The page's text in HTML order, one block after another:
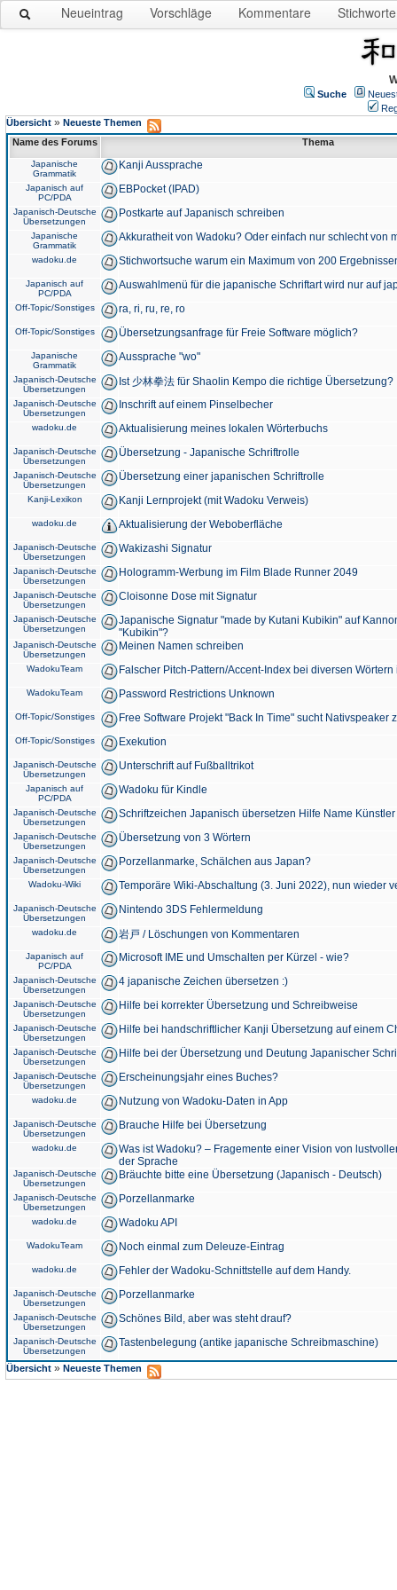
Neueintrag Vorschläge Kommentare Stichworte
Suche
Übersicht » Neueste Themen
Name des Forums
Thema
Japanische
Grammatik
Kanji Aussprache
Japanisch auf
PC/PDA
EBPocket (IPAD)
Japanisch-Deutsche
Übersetzungen
Postkarte auf Japanisch schreiben
Japanische
Grammatik
Akkuratheit von Wadoku? Oder einfach nur schlecht von
wadoku.de Stichwortsuche warum ein Maximum von 200
Japanisch auf
PC/PDA
Auswahlmenü für die japanische Schriftart wird nur auf
Off-Topic/Sonstiges ra, ri, ru, re, ro
Off-Topic/Sonstiges Übersetzungsanfrage für Freie Software möglich?
Japanische
Grammatik
Aussprache "wo"
Japanisch-Deutsche
Übersetzungen
Ist 少林拳法 für Shaolin Kempo die richtige Übersetzung?
Japanisch-Deutsche
Übersetzungen
Inschrift auf einem Pinselbecher
wadoku.de Aktualisierung meines lokalen Wörterbuchs
Japanisch-Deutsche
Übersetzungen
Übersetzung - Japanische Schriftrolle
Japanisch-Deutsche
Übersetzungen
Übersetzung einer japanischen Schriftrolle
Kanji-Lexikon Kanji Lernprojekt (mit Wadoku Verweis)
wadoku.de Aktualisierung der Weboberfläche
Japanisch-Deutsche
Übersetzungen
Wakizashi Signatur
Japanisch-Deutsche
Übersetzungen
Hologramm-Werbung im Film Blade Runner 2049
Japanisch-Deutsche
Übersetzungen
Cloisonne Dose mit Signatur
Japanisch-Deutsche
Übersetzungen
Japanische Signatur "made by Kutani Kubikin" auf
"Kubikin"?
Japanisch-Deutsche
Übersetzungen
Meinen Namen schreiben
WadokuTeam Falscher Pitch-Pattern/Accent-Index bei diversen
WadokuTeam Password Restrictions Unknown
Off-Topic/Sonstiges Free Software Projekt "Back In Time" sucht Nativspeaker
Off-Topic/Sonstiges Exekution
Japanisch-Deutsche
Übersetzungen
Unterschrift auf Fußballtrikot
Japanisch auf
PC/PDA
Wadoku für Kindle
Japanisch-Deutsche
Übersetzungen
Schriftzeichen Japanisch übersetzen Hilfe Name
Japanisch-Deutsche
Übersetzungen
Übersetzung von 3 Wörtern
Japanisch-Deutsche
Übersetzungen
Porzellanmarke, Schälchen aus Japan?
Wadoku-Wiki Temporäre Wiki-Abschaltung (3. Juni 2022), nun wieder
Japanisch-Deutsche
Übersetzungen
Nintendo 3DS Fehlermeldung
wadoku.de 岩戸 / Löschungen von Kommentaren
Japanisch auf
PC/PDA
Microsoft IME und Umschalten per Kürzel - wie?
Japanisch-Deutsche
Übersetzungen
4 japanische Zeichen übersetzen :)
Japanisch-Deutsche
Übersetzungen
Hilfe bei korrekter Übersetzung und Schreibweise
Japanisch-Deutsche
Übersetzungen
Hilfe bei handschriftlicher Kanji Übersetzung auf einem
Japanisch-Deutsche
Übersetzungen
Hilfe bei der Übersetzung und Deutung Japanischer
Japanisch-Deutsche
Übersetzungen
Erscheinungsjahr eines Buches?
wadoku.de Nutzung von Wadoku-Daten in App
Japanisch-Deutsche
Übersetzungen
Brauche Hilfe bei Übersetzung
wadoku.de
Was ist Wadoku? – Fragemente einer Vision von
der Sprache
Japanisch-Deutsche
Übersetzungen
Bräuchte bitte eine Übersetzung (Japanisch - Deutsch)
Japanisch-Deutsche
Übersetzungen
Porzellanmarke
wadoku.de Wadoku API
WadokuTeam Noch einmal zum Deleuze-Eintrag
wadoku.de Fehler der Wadoku-Schnittstelle auf dem Handy.
Japanisch-Deutsche
Übersetzungen
Porzellanmarke
Japanisch-Deutsche
Übersetzungen
Schönes Bild, aber was steht drauf?
Japanisch-Deutsche
Übersetzungen
Tastenbelegung (antike japanische Schreibmaschine)
Übersicht » Neueste Themen